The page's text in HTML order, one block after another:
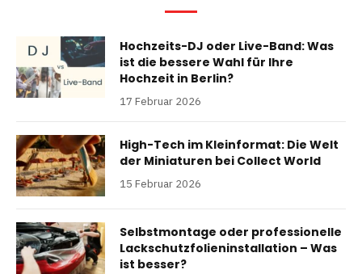
Hochzeits-DJ oder Live-Band: Was
ist die bessere Wahl für Ihre
Hochzeit in Berlin?
17 Februar 2026
High-Tech im Kleinformat: Die Welt
der Miniaturen bei Collect World
15 Februar 2026
Selbstmontage oder professionelle
Lackschutzfolieninstallation – Was
ist besser?